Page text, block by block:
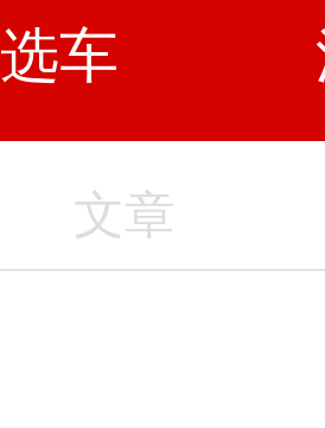
选车
文章